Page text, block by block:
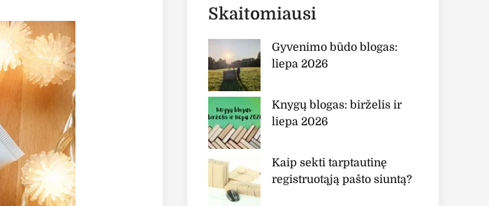
Skaitomiausi
Gyvenimo būdo blogas:
liepa 2026
Knygų blogas: birželis ir
liepa 2026
Kaip sekti tarptautinę
registruotąją pašto siuntą?